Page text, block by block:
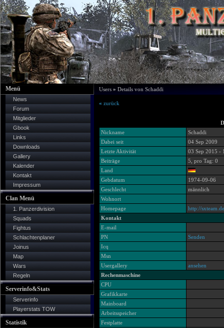
Menü
News
Forum
Mitglieder
Gbook
Links
Downloads
Gallery
Kalender
Kontakt
Impressum
Clan Menü
1. Panzerdivision
Squads
Fightus
Schlachtenplaner
Joinus
Map
Wars
Regeln
Serverinfo&Stats
Serverinfo
Playerstats TOW
Statistik
Users » Details von Schaddi
« zurück
Nickname
Schaddi
Dabei seit
04 Sep 2009
Letzte Aktivität
03 Sep 2015 -
Beiträge
5, pro Tag: 0
Land
Gebdatum
1974-09-06
Geschlecht
männlich
Wohnort
Homepage
http://sxteam.de
Kontakt
E-mail
PN
Senden
Icq
Msn
Usergallery
ansehen
Rechenmaschine
CPU
Grafikkarte
Mainboard
Arbeitsspeicher
Festplatte